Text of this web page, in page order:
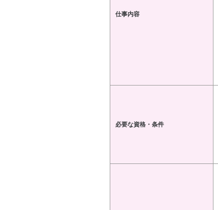
仕事内容
必要な資格・条件